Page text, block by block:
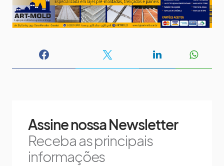
Assine nossa Newsletter
Receba as principais
informações